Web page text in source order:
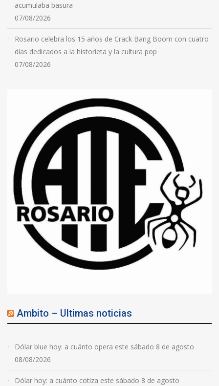
acumulaba basura
07/08/2026
Rosario celebra los 15 años de Crack Bang Boom con cuatro
días dedicados a la historieta y la cultura pop
07/08/2026
Ambito – Ultimas noticias
Dólar blue hoy: a cuánto opera este sábado 8 de agosto
08/08/2026
Dólar hoy: a cuánto cotiza este sábado 8 de agosto